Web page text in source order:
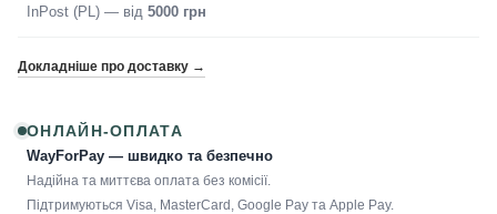
InPost (PL) — від 5000 грн
Докладніше про доставку →
ОНЛАЙН-ОПЛАТА
WayForPay — швидко та безпечно
Надійна та миттєва оплата без комісії.
Підтримуються Visa, MasterCard, Google Pay та Apple Pay.